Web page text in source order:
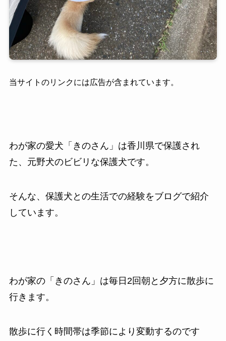
当サイトのリンクには広告が含まれています。
わが家の愛犬「きのさん」は香川県で保護され
た、元野犬のビビリな保護犬です。
そんな、保護犬との生活での経験をブログで紹介
しています。
わが家の「きのさん」は毎日2回朝と夕方に散歩に
行きます。
散歩に行く時間帯は季節により変動するのです